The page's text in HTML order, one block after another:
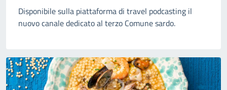
Disponibile sulla piattaforma di travel podcasting il
nuovo canale dedicato al terzo Comune sardo.